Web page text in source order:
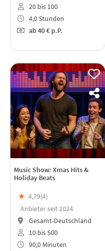
20 bis 100
4,0 Stunden
ab40 € p.P.
Music Show: Xmas Hits &
Holiday Beats
★ 4,79(4)
Anbieter seit 2024
Gesamt-Deutschland
10 bis 500
90,0 Minuten